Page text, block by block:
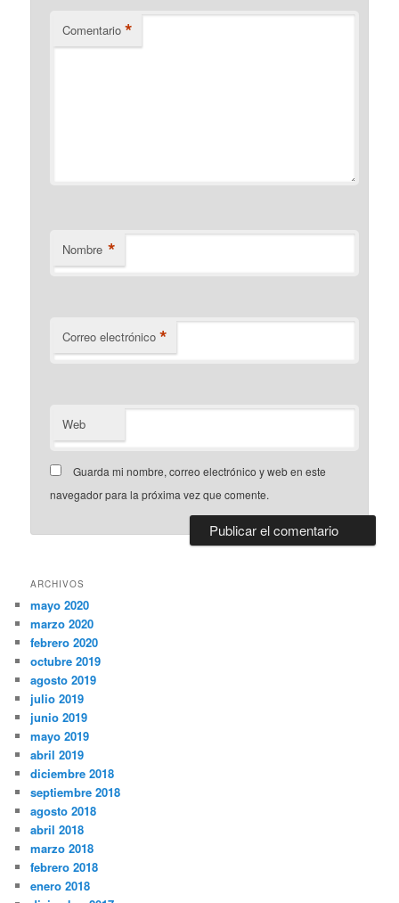
Comentario *
Nombre *
Correo electrónico *
Web
Guarda mi nombre, correo electrónico y web en este
navegador para la próxima vez que comente.
ARCHIVOS
mayo 2020
marzo 2020
febrero 2020
octubre 2019
agosto 2019
julio 2019
junio 2019
mayo 2019
abril 2019
diciembre 2018
septiembre 2018
agosto 2018
abril 2018
marzo 2018
febrero 2018
enero 2018